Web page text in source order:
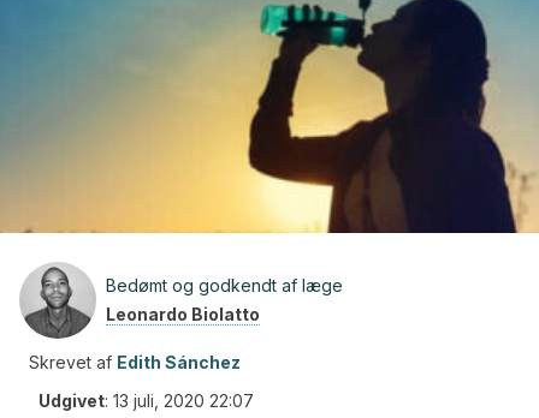
Bedømt og godkendt af læge
Leonardo Biolatto
Skrevet af Edith Sánchez
Udgivet: 13 juli, 2020 22:07